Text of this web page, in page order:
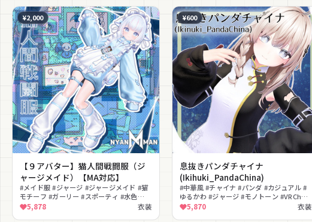
¥2,000
【９アバター】猫人間戦闘服（ジ
ャージメイド）【MA対応】
#メイド服 #ジャージ #ジャージメイド #猫
モチーフ #ガーリー #スポーティ #水色
#MA対応 #萌え袖 #地雷系
5,878 衣装
¥600
息抜きパンダチャイナ
(Ikihuki_PandaChina)
#中華風 #チャイナ #パンダ #カジュアル #
ゆるかわ #ジャージ #モノトーン #VRChat
#かわいい #リラックス
5,870 衣装